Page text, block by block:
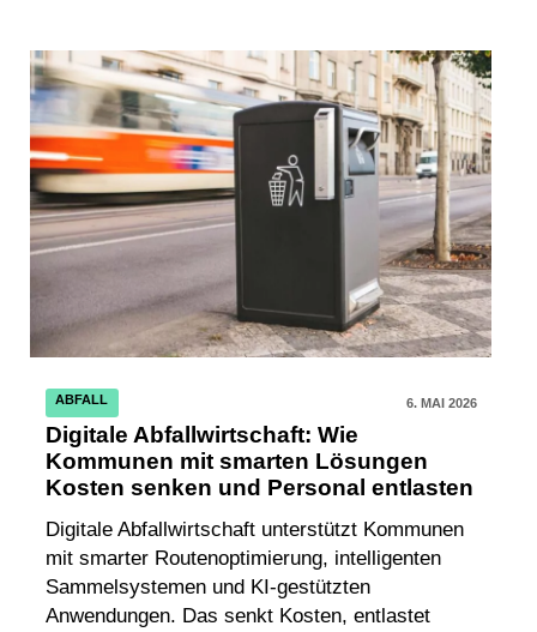
ABFALL 6. MAI 2026
Digitale Abfallwirtschaft: Wie
Kommunen mit smarten Lösungen
Kosten senken und Personal entlasten
Digitale Abfallwirtschaft unterstützt Kommunen
mit smarter Routenoptimierung, intelligenten
Sammelsystemen und KI-gestützten
Anwendungen. Das senkt Kosten, entlastet